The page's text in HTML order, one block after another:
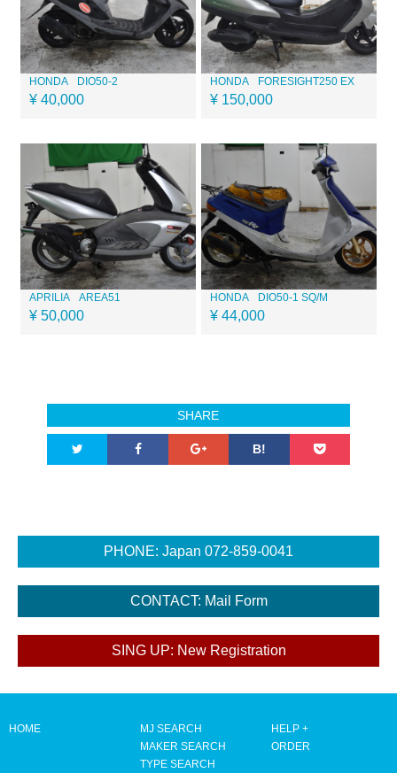
HONDA DIO50-2
¥ 40,000
HONDA FORESIGHT250 EX
¥ 150,000
APRILIA AREA51
¥ 50,000
HONDA DIO50-1 SQ/M
¥ 44,000
SHARE
B!
HOME
MJ SEARCH
MAKER SEARCH
TYPE SEARCH
HELP +
ORDER